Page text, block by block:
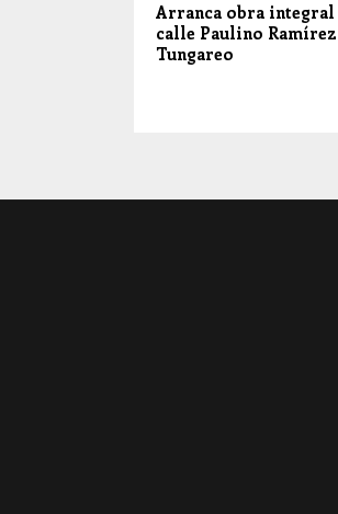
Arranca obra integral
calle Paulino
Tungareo